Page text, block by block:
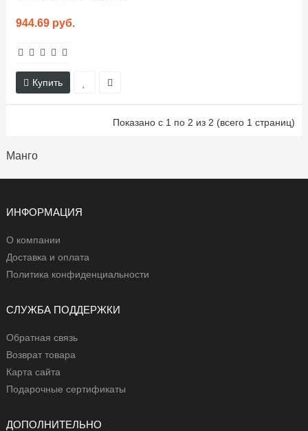
944.69 руб.
Купить
Показано с 1 по 2 из 2 (всего 1 страниц)
Манго
ИНФОРМАЦИЯ
О компании
Доставка и оплата
Политика конфиденциальности
СЛУЖБА ПОДДЕРЖКИ
Обратная связь
Возврат товара
Карта сайта
Подарочные сертификаты
ДОПОЛНИТЕЛЬНО